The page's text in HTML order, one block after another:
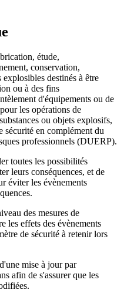
étude,
conservation,
destinés à être
ou à des fins
d'équipements ou de
les opérations de
ou objets explosifs,
sécurité en complément du
professionnels (DUERP).
toutes les possibilités
leurs conséquences, et de
éviter les évènements
des mesures de
les effets des évènements
de sécurité à retenir lors
mise à jour par
afin de s'assurer que les